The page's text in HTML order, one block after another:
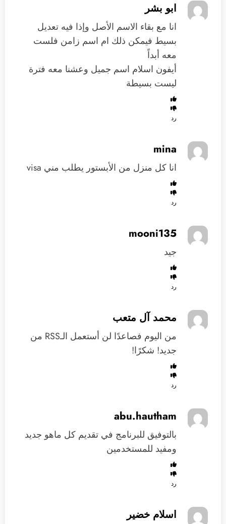
ابو بشر
انا مع بقاء الاسم الأصل وإذا فيه تعديل
بسيط فيمكن ذلك ام اسم زامن فلست
معه أبداً
أيفون اسلام اسم جميل وعشنا معه فترة
ليست بسيطة
رد
mina
انا كل منزل من الأبستور يطلب مني visa
رد
mooni135
جيد
رد
محمد آل متعب
من اليوم فصاعدًا لن أستعمل الـRSS من
جديد! شكرًا!
رد
abu.hautham
بالتوفيق للبرنامج في تقديم كل ماهو جديد
ومفيد للمستخدمين
رد
اسلام خضير